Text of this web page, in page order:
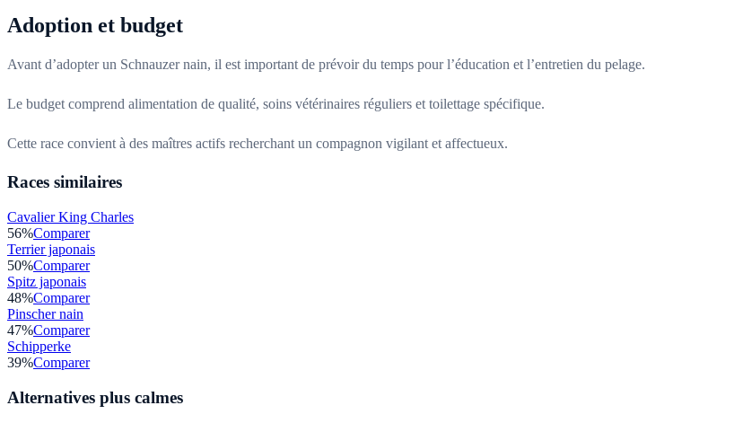
Adoption et budget
Avant d’adopter un Schnauzer nain, il est important de prévoir du temps pour l’éducation et l’entretien du pelage.
Le budget comprend alimentation de qualité, soins vétérinaires réguliers et toilettage spécifique.
Cette race convient à des maîtres actifs recherchant un compagnon vigilant et affectueux.
Races similaires
Cavalier King Charles
56%Comparer
Terrier japonais
50%Comparer
Spitz japonais
48%Comparer
Pinscher nain
47%Comparer
Schipperke
39%Comparer
Alternatives plus calmes